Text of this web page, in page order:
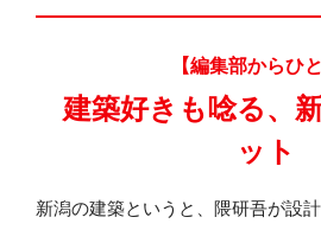
【編集部からひ
建築好きも唸る、
ット
新潟の建築というと、隈研吾が設